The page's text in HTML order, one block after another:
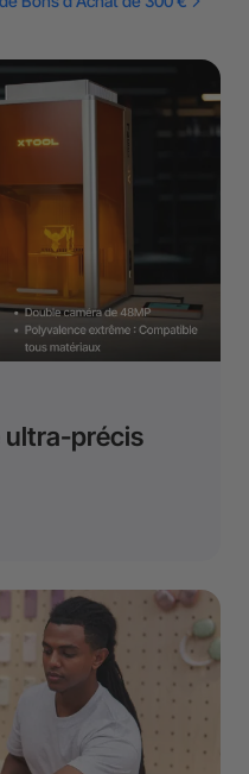
ultra-précis